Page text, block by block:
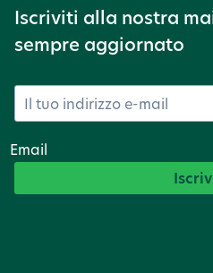
Iscriviti alla nostra
sempre aggiornato
Email